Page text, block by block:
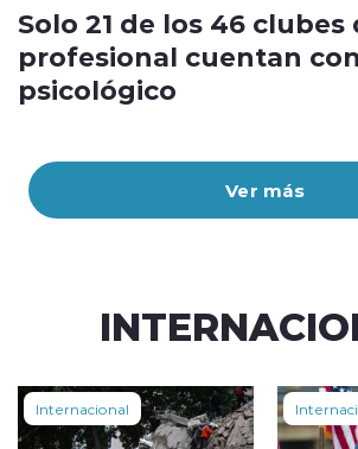
Ver más
Solo 21 de los 46
profesional cuentan
psicológico
Internacional